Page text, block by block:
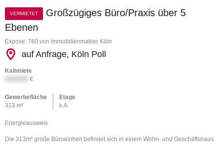
VERMIETET
Großzügiges Büro/Praxis über 5
Ebenen
Expose: 760 von Immobilienmakler Köln
auf Anfrage, Köln Poll
Kaltmiete
€
Gewerbefläche
313 m²
Etage
k.A.
Energieausweis
Die 313m² große Büroeinheit befindet sich in einem Wohn- und Geschäftshaus